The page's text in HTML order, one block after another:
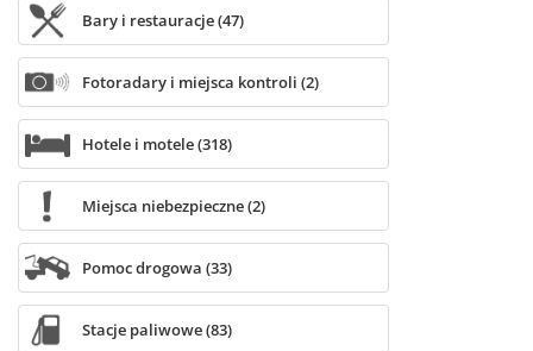
Bary i restauracje (47)
Fotoradary i miejsca kontroli (2)
Hotele i motele (318)
Miejsca niebezpieczne (2)
Pomoc drogowa (33)
Stacje paliwowe (83)